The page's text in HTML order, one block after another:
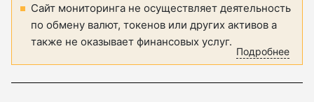
Сайт мониторинга не осуществляет деятельность
по обмену валют, токенов или других активов а
также не оказывает финансовых услуг.
Подробнее